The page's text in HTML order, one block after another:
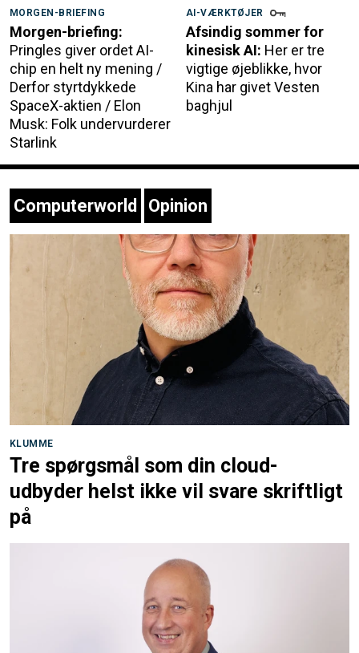
MORGEN-BRIEFING
Morgen-briefing:
Pringles giver ordet AI-
chip en helt ny mening /
Derfor styrtdykkede
SpaceX-aktien / Elon
Musk: Folk undervurderer
Starlink
AI-VÆRKTØJER
Afsindig sommer for
kinesisk AI: Her er tre
vigtige øjeblikke, hvor
Kina har givet Vesten
baghjul
Computerworld Opinion
KLUMME
Tre spørgsmål som din cloud-
udbyder helst ikke vil svare skriftligt
på